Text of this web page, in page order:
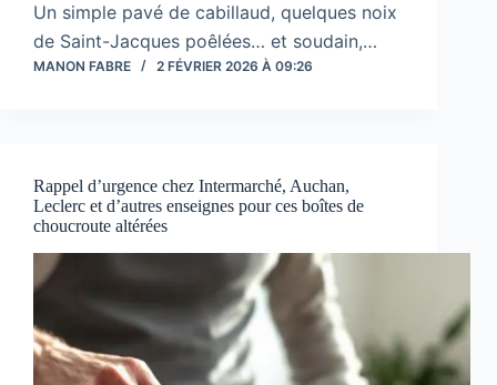
Un simple pavé de cabillaud, quelques noix
de Saint-Jacques poêlées… et soudain,…
MANON FABRE 2 FÉVRIER 2026 À 09:26
Rappel d’urgence chez Intermarché, Auchan,
Leclerc et d’autres enseignes pour ces boîtes de
choucroute altérées